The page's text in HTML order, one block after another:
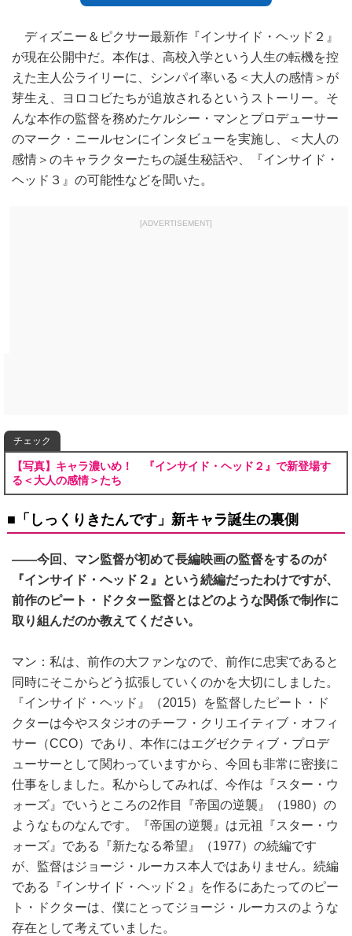
ディズニー＆ピクサー最新作『インサイド・ヘッド２』
が現在公開中だ。本作は、高校入学という人生の転機を控
えた主人公ライリーに、シンパイ率いる＜大人の感情＞が
芽生え、ヨロコビたちが追放されるというストーリー。そ
んな本作の監督を務めたケルシー・マンとプロデューサー
のマーク・ニールセンにインタビューを実施し、＜大人の
感情＞のキャラクターたちの誕生秘話や、『インサイド・
ヘッド３』の可能性などを聞いた。
[ADVERTISEMENT]
チェック
【写真】キャラ濃いめ！ 『インサイド・ヘッド２』で新登場す
る＜大人の感情＞たち
■「しっくりきたんです」新キャラ誕生の裏側
――今回、マン監督が初めて長編映画の監督をするのが
『インサイド・ヘッド２』という続編だったわけですが、
前作のピート・ドクター監督とはどのような関係で制作に
取り組んだのか教えてください。
マン：私は、前作の大ファンなので、前作に忠実であると
同時にそこからどう拡張していくのかを大切にしました。
『インサイド・ヘッド』（2015）を監督したピート・ド
クターは今やスタジオのチーフ・クリエイティブ・オフィ
サー（CCO）であり、本作にはエグゼクティブ・プロデ
ューサーとして関わっていますから、今回も非常に密接に
仕事をしました。私からしてみれば、今作は『スター・ウ
ォーズ』でいうところの2作目『帝国の逆襲』（1980）の
ようなものなんです。『帝国の逆襲』は元祖『スター・ウ
ォーズ』である『新たなる希望』（1977）の続編です
が、監督はジョージ・ルーカス本人ではありません。続編
である『インサイド・ヘッド２』を作るにあたってのピー
ト・ドクターは、僕にとってジョージ・ルーカスのような
存在として考えていました。